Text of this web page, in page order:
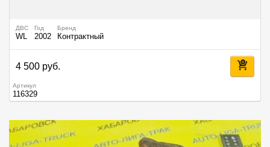
ДВС
WL
Год
2002
Бренд
Контрактный
4 500 руб.
Артикул
116329